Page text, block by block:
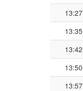
13:27
13:35
13:42
13:50
13:57